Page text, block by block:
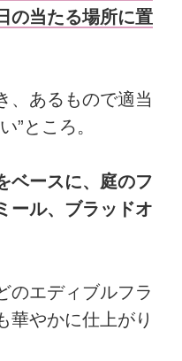
の当たる場所に置
、あるもので適当
”ところ。
ベースに、庭のフ
ール、ブラッドオ
のエディブルフラ
華やかに仕上がり